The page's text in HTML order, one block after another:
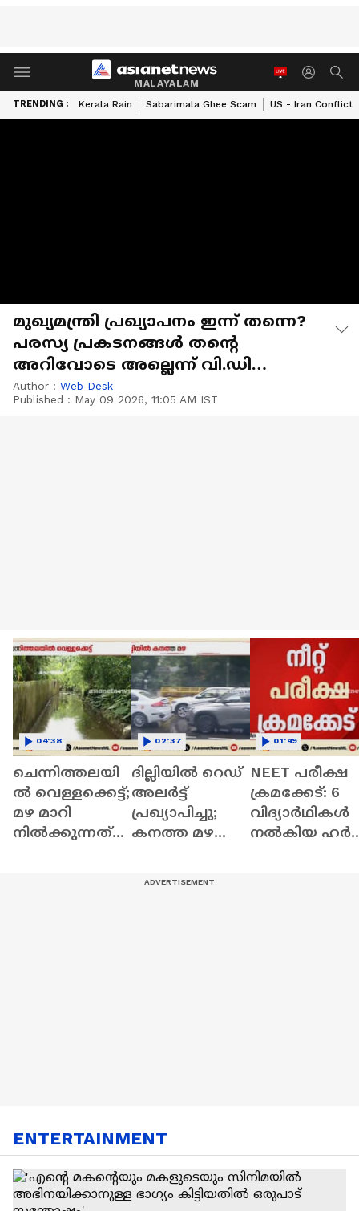
MALAYALAM
TRENDING : Kerala Rain Sabarimala Ghee Scam US - Iran Conflict
മുഖ്യമന്ത്രി പ്രഖ്യാപനം ഇന്ന് തന്നെ?
പരസ്യ പ്രകടനങ്ങള്‍ തന്‍റെ
അറിവോടെ അല്ലെന്ന് വി.ഡി
സതീശന്‍
Author : Web Desk
Published : May 09 2026, 11:05 AM IST
ചെന്നിത്തലയി
ൽ വെള്ളക്കെട്ട്;
മഴ മാറി
നിൽക്കുന്നത്
04:38
ദില്ലിയിൽ റെഡ്
അലർട്ട്
പ്രഖ്യാപിച്ചു;
കനത്ത മഴ
02:37
NEET പരീക്ഷ
ക്രമക്കേട്: 6
വിദ്യാർഥികൾ
നൽകിയ ഹർജി
01:49
ENTERTAINMENT